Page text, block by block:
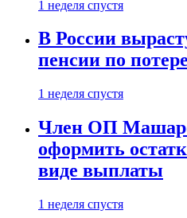
1 неделя спустя
В России
пенсии по
1 неделя спустя
Член ОП
оформить
виде выплаты
1 неделя спустя